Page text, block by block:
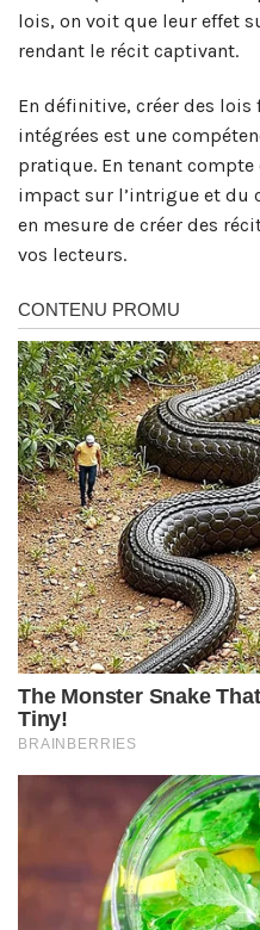
lois, on voit que leur effet
rendant le récit captivant.
En définitive, créer des
intégrées est une
pratique. En tenant
impact sur l’intrigue et du
en mesure de créer des
vos lecteurs.